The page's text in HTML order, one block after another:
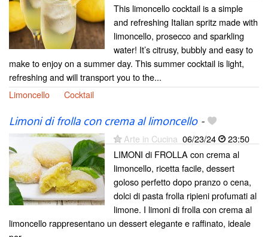
This limoncello cocktail is a simple
and refreshing Italian spritz made with
limoncello, prosecco and sparkling
water! It’s citrusy, bubbly and easy to
make to enjoy on a summer day. This summer cocktail is light,
refreshing and will transport you to the...
Limoncello
Cocktail
Limoni di frolla con crema al limoncello-
Arte in Cucina 06/23/24
23:50
LIMONI di FROLLA con crema al
limoncello, ricetta facile, dessert
goloso perfetto dopo pranzo o cena,
dolci di pasta frolla ripieni profumati al
limone. I limoni di frolla con crema al
limoncello rappresentano un dessert elegante e raffinato, ideale